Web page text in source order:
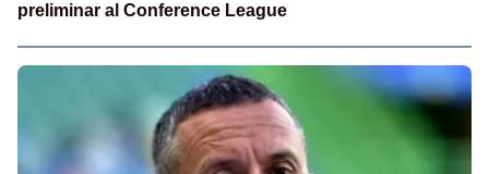
preliminar al Conference League